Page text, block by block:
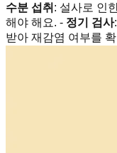
수분 섭취 : 설사로 인
해야 해요. - 정기 검사
받아 재감염 여부를